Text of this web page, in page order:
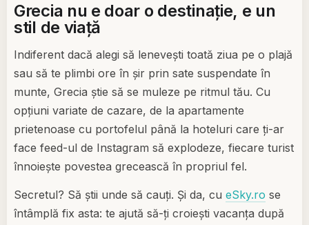
Grecia nu e doar o destinație, e un
stil de viață
Indiferent dacă alegi să lenevești toată ziua pe o plajă
sau să te plimbi ore în șir prin sate suspendate în
munte, Grecia știe să se muleze pe ritmul tău. Cu
opțiuni variate de cazare, de la apartamente
prietenoase cu portofelul până la hoteluri care ți-ar
face feed-ul de Instagram să explodeze, fiecare turist
înnoiește povestea grecească în propriul fel.
Secretul? Să știi unde să cauți. Și da, cu eSky.ro se
întâmplă fix asta: te ajută să-ți croiești vacanța după